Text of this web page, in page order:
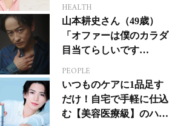
HEALTH
山本耕史さん（49歳）
「オファーは僕のカラダ
目当てらしいです
ジカルへの挑戦
PEOPLE
いつものケアに1品足す
だけ！自宅で手軽に仕込
む【美容医療級】のハリ